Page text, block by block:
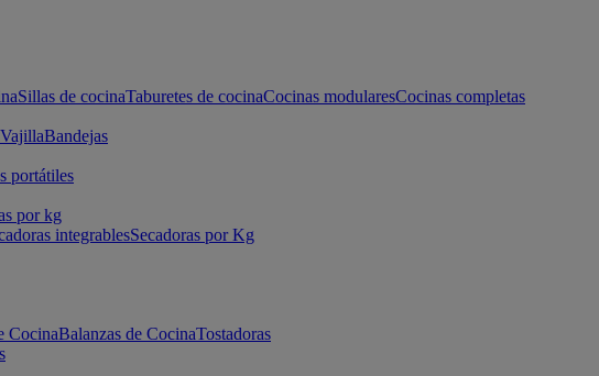
Sillas de cocinaTaburetes de cocinaCocinas modularesCocinas completas
VajillaBandejas
portátiles
por kg
integrablesSecadoras por Kg
CocinaBalanzas de CocinaTostadoras